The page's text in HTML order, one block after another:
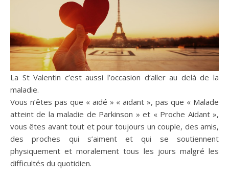
La St Valentin c’est aussi l’occasion d‘aller au delà de la
maladie.
Vous n’êtes pas que « aidé » « aidant », pas que « Malade
atteint de la maladie de Parkinson » et « Proche Aidant »,
vous êtes avant tout et pour toujours un couple, des amis,
des proches qui s’aiment et qui se soutiennent
physiquement et moralement tous les jours malgré les
difficultés du quotidien.